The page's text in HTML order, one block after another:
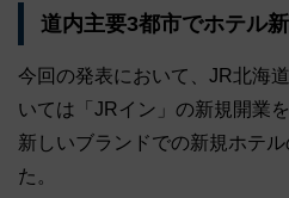
道内主要3都市でホテル
今回の発表において、JR北海
いては「JRイン」の新規開業
新しいブランドでの新規ホテ
た。